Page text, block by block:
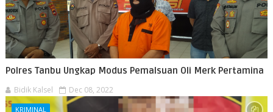
Polres Tanbu Ungkap Modus Pemalsuan Oli Merk Pertamina
Bidik Kalsel Dec 08, 2022
KRIMINAL